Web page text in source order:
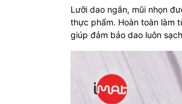
Lưỡi dao ngắn, mũi nhọn
thực phẩm. Hoàn toàn làm
giúp đảm bảo dao luôn